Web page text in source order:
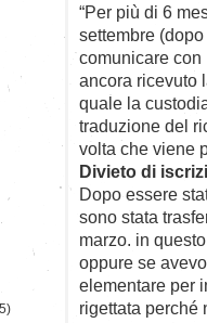
“Per più di 6
settembre
comunicare con
ancora ricevuto
quale la
traduzione del
volta che viene
Divieto di
Dopo essere
sono stata
marzo. in
oppure se
elementare per
rigettata perché